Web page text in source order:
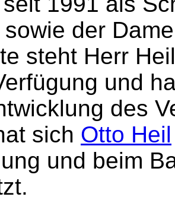
der
steht Herr
und
des
sich Otto Heil
und beim